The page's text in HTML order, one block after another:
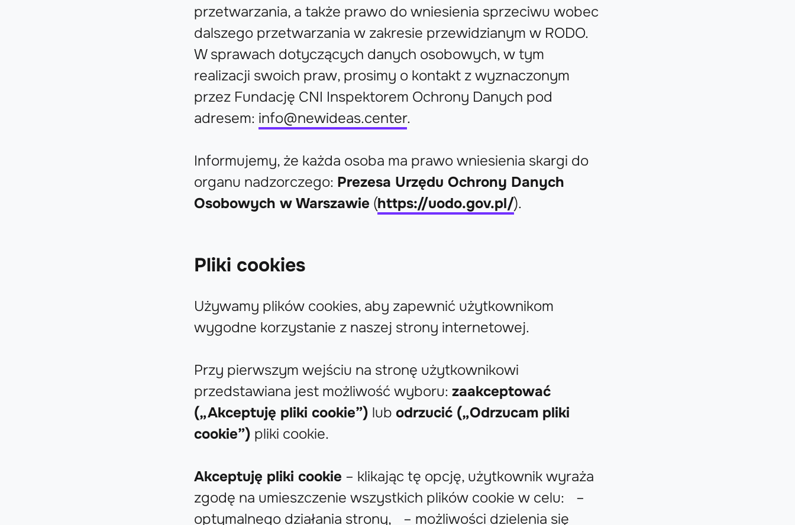
przetwarzania, a także prawo do wniesienia sprzeciwu wobec
dalszego przetwarzania w zakresie przewidzianym w RODO.
W sprawach dotyczących danych osobowych, w tym
realizacji swoich praw, prosimy o kontakt z wyznaczonym
przez Fundację CNI Inspektorem Ochrony Danych pod
adresem: info@newideas.center.
Informujemy, że każda osoba ma prawo wniesienia skargi do
organu nadzorczego: Prezesa Urzędu Ochrony Danych
Osobowych w Warszawie (https://uodo.gov.pl/).
Pliki cookies
Używamy plików cookies, aby zapewnić użytkownikom
wygodne korzystanie z naszej strony internetowej.
Przy pierwszym wejściu na stronę użytkownikowi
przedstawiana jest możliwość wyboru: zaakceptować
(„Akceptuję pliki cookie”) lub odrzucić („Odrzucam pliki
cookie”) pliki cookie.
Akceptuję pliki cookie – klikając tę opcję, użytkownik wyraża
zgodę na umieszczenie wszystkich plików cookie w celu: –
optymalnego działania strony, – możliwości dzielenia się